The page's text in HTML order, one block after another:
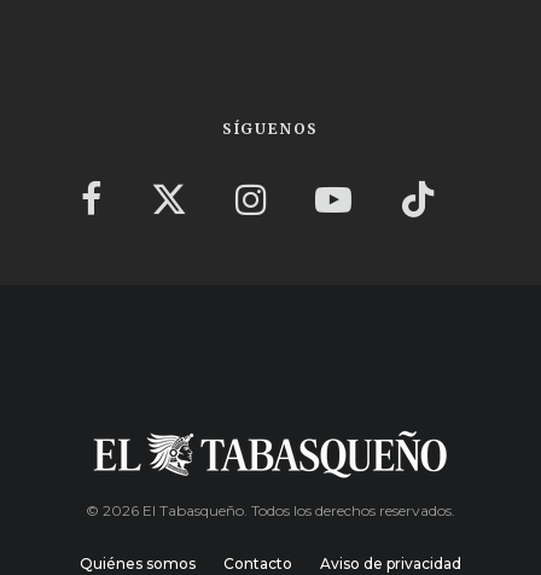
SÍGUENOS
© 2026 El Tabasqueño. Todos los derechos reservados.
Quiénes somos Contacto Aviso de privacidad